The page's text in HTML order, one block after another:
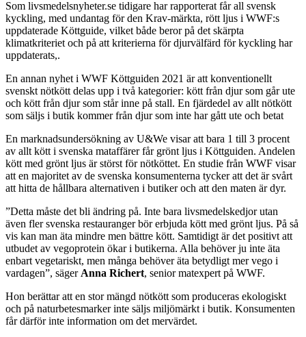
Som livsmedelsnyheter.se tidigare har rapporterat får all svensk
kyckling, med undantag för den Krav-märkta, rött ljus i WWF:s
uppdaterade Köttguide, vilket både beror på det skärpta
klimatkriteriet och på att kriterierna för djurvälfärd för kyckling har
uppdaterats,.
En annan nyhet i WWF Köttguiden 2021 är att konventionellt
svenskt nötkött delas upp i två kategorier: kött från djur som går ute
och kött från djur som står inne på stall. En fjärdedel av allt nötkött
som säljs i butik kommer från djur som inte har gått ute och betat
En marknadsundersökning av U&We visar att bara 1 till 3 procent
av allt kött i svenska mataffärer får grönt ljus i Köttguiden. Andelen
kött med grönt ljus är störst för nötköttet. En studie från WWF visar
att en majoritet av de svenska konsumenterna tycker att det är svårt
att hitta de hållbara alternativen i butiker och att den maten är dyr.
”Detta måste det bli ändring på. Inte bara livsmedelskedjor utan
även fler svenska restauranger bör erbjuda kött med grönt ljus. På så
vis kan man äta mindre men bättre kött. Samtidigt är det positivt att
utbudet av vegoprotein ökar i butikerna. Alla behöver ju inte äta
enbart vegetariskt, men många behöver äta betydligt mer vego i
vardagen”, säger Anna Richert, senior matexpert på WWF.
Hon berättar att en stor mängd nötkött som produceras ekologiskt
och på naturbetesmarker inte säljs miljömärkt i butik. Konsumenten
får därför inte information om det mervärdet.